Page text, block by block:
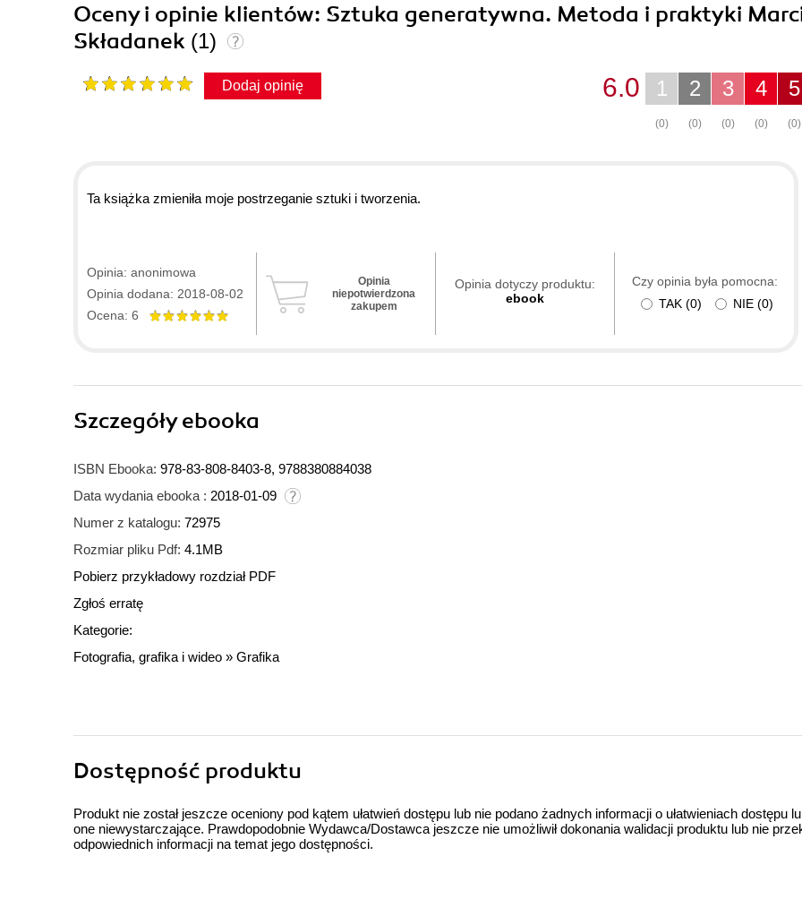
Oceny i opinie klientów: Sztuka generatywna. Metoda i praktyki
Składanek (1)
Dodaj opinię 5
(0)
4
(0)
3
(0)
2
(0)
1
(0)
6.0
Ta książka zmieniła moje postrzeganie sztuki i tworzenia.
Opinia: anonimowa
Opinia dodana: 2018-08-02
Ocena: 6
Opinia
niepotwierdzona
zakupem
Opinia dotyczy produktu:
ebook
Czy opinia była pomocna:
TAK (0) NIE (0)
Szczegółyebooka
ISBN Ebooka: 978-83-808-8403-8, 9788380884038
Data wydania ebooka : 2018-01-09
Numer z katalogu: 72975
Rozmiar pliku Pdf: 4.1MB
Pobierz przykładowy rozdział PDF
Zgłoś erratę
Kategorie:
Fotografia, grafika i wideo » Grafika
Dostępność produktu
Produkt nie został jeszcze oceniony pod kątem ułatwień dostępu lub nie podano żadnych informacji o ułatwieniach dostępu
one niewystarczające. Prawdopodobnie Wydawca/Dostawca jeszcze nie umożliwił dokonania walidacji produktu lub nie
odpowiednich informacji na temat jego dostępności.